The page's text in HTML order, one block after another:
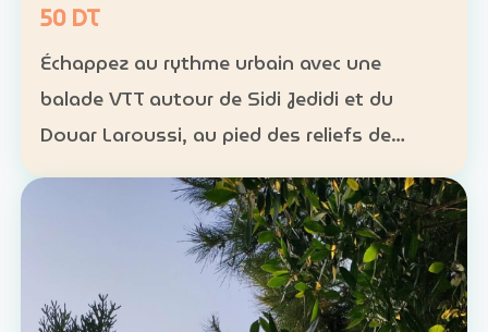
50 DT
Échappez au rythme urbain avec une
balade VTT autour de Sidi Jedidi et du
Douar Laroussi, au pied des reliefs de
Hammamet. Durée : environ 1 h à 1 h 30
Niveau : intermédiaire Groupe : de 8 à 11
participants Tarif : 50 …